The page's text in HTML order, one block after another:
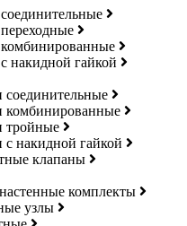
накидной гайкой
соединительные
комбинированные
тройные
с накидной гайкой
клапаны
комплекты
узлы